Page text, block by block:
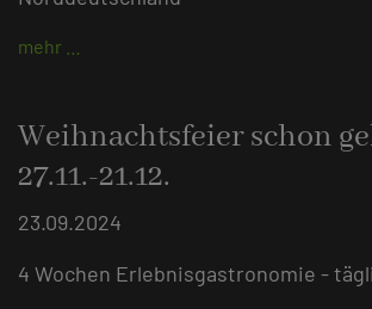
mehr …
Weihnachtsfeier schon
27.11.-21.12.
23.09.2024
4 Wochen Erlebnisgastronomie -